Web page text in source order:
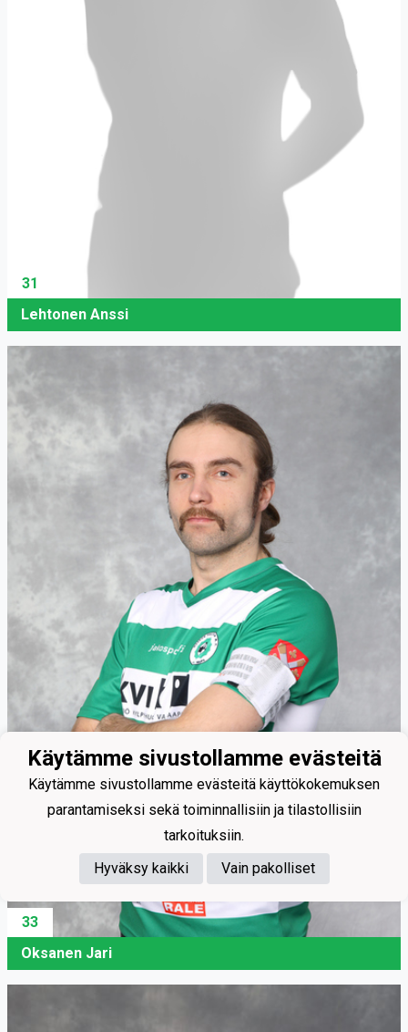
31
Lehtonen Anssi
33
Oksanen Jari
Käytämme sivustollamme evästeitä
Käytämme sivustollamme evästeitä käyttökokemuksen
parantamiseksi sekä toiminnallisiin ja tilastollisiin
tarkoituksiin.
Hyväksy kaikki
Vain pakolliset